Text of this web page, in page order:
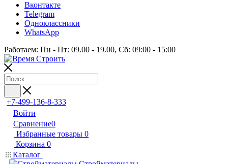
Вконтакте
Telegram
Одноклассники
WhatsApp
Работаем: Пн - Пт: 09.00 - 19.00, Сб: 09:00 - 15:00
+7-499-136-8-333
Войти
Сравнение0
Избранные товары 0
Корзина 0
Каталог